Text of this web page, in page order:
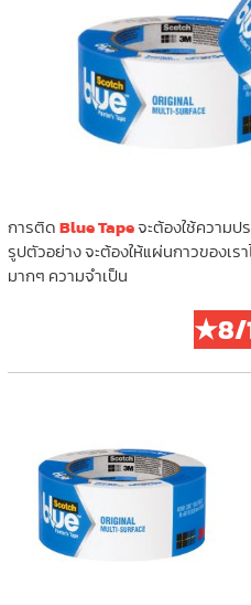
การติดBlue Tapeจะต้องใช้ความ
รูปตัวอย่าง จะต้องให้แผ่นกาวของเ
มากๆ ความจำเป็น
★8/